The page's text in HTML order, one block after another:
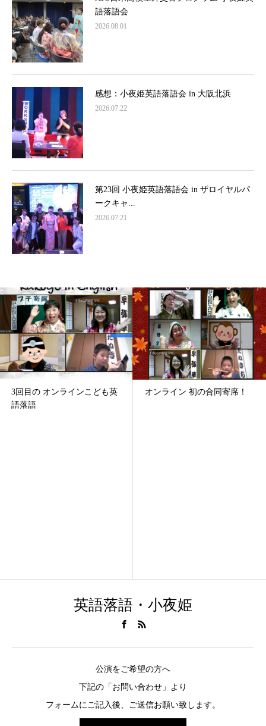
語落語会
2026.08.01
感想：小夜姫英語落語会 in 大阪北浜
2026.07.22
第23回 小夜姫英語落語会 in ザロイヤルパ
ークキャ...
2026.07.21
3回目の オンラインこども英
語落語
オンライン 初の合同寄席！
英語落語・小夜姫
公演をご希望の方へ
下記の「お問い合わせ」より
フォームにご記入後、ご送信お願い致します。